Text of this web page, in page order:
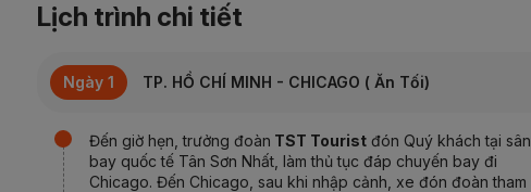
Lịch trình chi tiết
Ngày 1 TP. HỒ CHÍ MINH - CHICAGO ( Ăn Tối)
Đến giờ hẹn, trưởng đoàn TST Tourist đón Quý khách tại sân
bay quốc tế Tân Sơn Nhất, làm thủ tục đáp chuyến bay đi
Chicago. Đến Chicago, sau khi nhập cảnh, xe đón đoàn tham